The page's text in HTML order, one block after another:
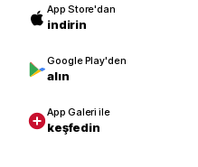
App Store'dan
indirin
Google Play'den
alın
App Galeri ile
keşfedin